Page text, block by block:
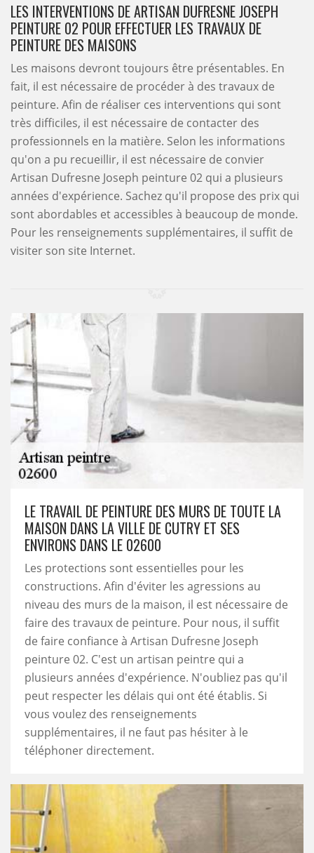
LES INTERVENTIONS DE ARTISAN DUFRESNE JOSEPH
PEINTURE 02 POUR EFFECTUER LES TRAVAUX DE
PEINTURE DES MAISONS
Les maisons devront toujours être présentables. En
fait, il est nécessaire de procéder à des travaux de
peinture. Afin de réaliser ces interventions qui sont
très difficiles, il est nécessaire de contacter des
professionnels en la matière. Selon les informations
qu'on a pu recueillir, il est nécessaire de convier
Artisan Dufresne Joseph peinture 02 qui a plusieurs
années d'expérience. Sachez qu'il propose des prix qui
sont abordables et accessibles à beaucoup de monde.
Pour les renseignements supplémentaires, il suffit de
visiter son site Internet.
LE TRAVAIL DE PEINTURE DES MURS DE TOUTE LA
MAISON DANS LA VILLE DE CUTRY ET SES
ENVIRONS DANS LE 02600
Les protections sont essentielles pour les
constructions. Afin d'éviter les agressions au
niveau des murs de la maison, il est nécessaire de
faire des travaux de peinture. Pour nous, il suffit
de faire confiance à Artisan Dufresne Joseph
peinture 02. C'est un artisan peintre qui a
plusieurs années d'expérience. N'oubliez pas qu'il
peut respecter les délais qui ont été établis. Si
vous voulez des renseignements
supplémentaires, il ne faut pas hésiter à le
téléphoner directement.